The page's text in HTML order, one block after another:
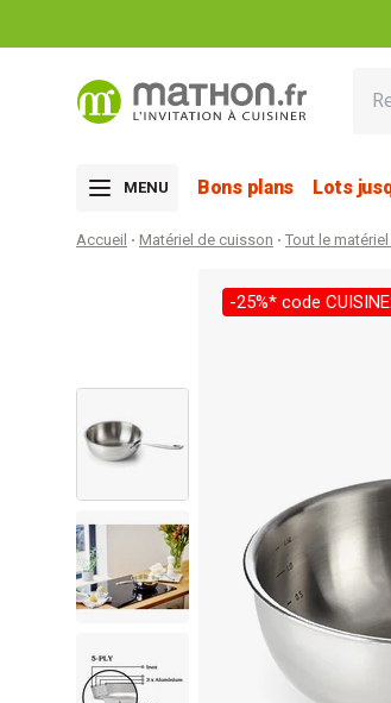
MENU Bons plans Lots
Accueil Matériel de cuisson Tout le
-25%* code